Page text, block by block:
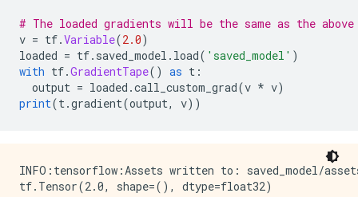
# The loaded gradients will be the same as the above
v = tf.Variable(2.0)
loaded = tf. saved_model . load( 'saved_model' )
with tf.GradientTape() as t :
output = loaded .call_custom_grad(v * v)
print(t.gradient(output, v))
INFO:tensorflow:Assets written to: saved_model/